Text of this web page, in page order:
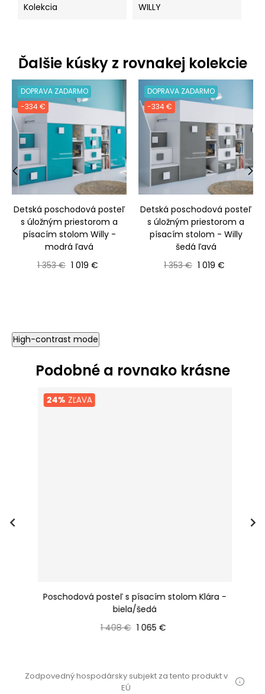
Kolekcia WILLY
Ďalšie kúsky z rovnakej kolekcie
DOPRAVA ZADARMO
-334 €
Detská poschodová posteľ
s úložným priestorom a
písacím stolom Willy -
modrá ľavá
Bežná cena
1 353 € Cena
1 019 €
DOPRAVA ZADARMO
-334 €
Detská poschodová posteľ
s úložným priestorom a
písacím stolom - Willy
šedá ľavá
Bežná cena
1 353 € Cena
1 019 €
‹ ›
High-contrast mode
Podobné a rovnako krásne
24%ZĽAVA
Poschodová posteľ s písacím stolom Klára -
biela/šedá
Bežná cena
1 408 € Cena
1 065 €
Zodpovedný hospodársky subjekt za tento produkt v
EÚ